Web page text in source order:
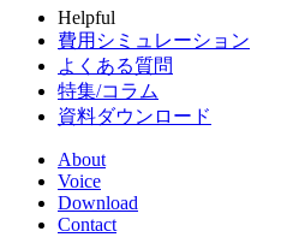
Helpful
費用シミュレーション
よくある質問
特集/コラム
資料ダウンロード
About
Voice
Download
Contact